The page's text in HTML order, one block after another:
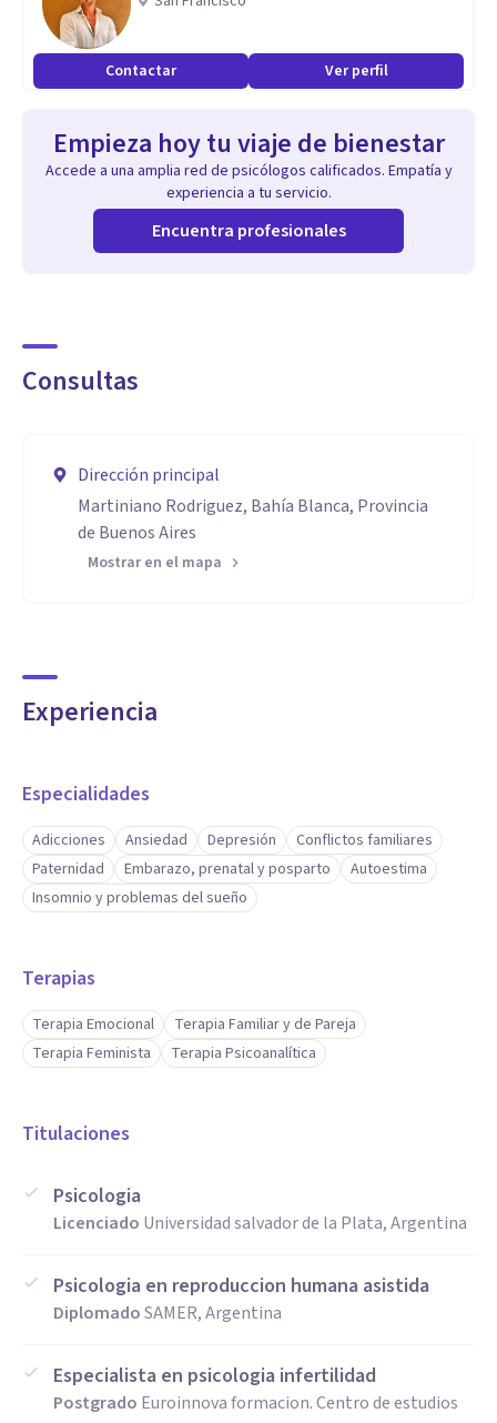
tratamientos.
Experiencia laboral de 17 años en Gabinete educativos con
niños y adolescentes.
a proporcionar un espacio seguro y de apoyo para aquellos
que buscan mejorar su salud mental y bienestar emocional.
Contactar Ver perfil
Empieza hoy tu viaje de bienestar
Accede a una amplia red de psicólogos calificados. Empatía y
experiencia a tu servicio.
Encuentra profesionales
Consultas
Dirección principal
Martiniano Rodriguez, Bahía Blanca, Provincia
de Buenos Aires
Mostrar en el mapa
Experiencia
Especialidades
Adicciones Ansiedad Depresión
Conflictos familiares
Paternidad
Embarazo, prenatal y posparto
Autoestima
Insomnio y problemas del sueño
Terapias
Terapia Emocional
Terapia Familiar y de Pareja
Terapia Feminista
Terapia Psicoanalítica
Titulaciones
Psicologia
Licenciado Universidad salvador de la Plata, Argentina
Psicologia en reproduccion humana asistida
DiplomadoSAMER, Argentina
Especialista en psicologia infertilidad
Postgrado Euroinnova formacion. Centro de estudios